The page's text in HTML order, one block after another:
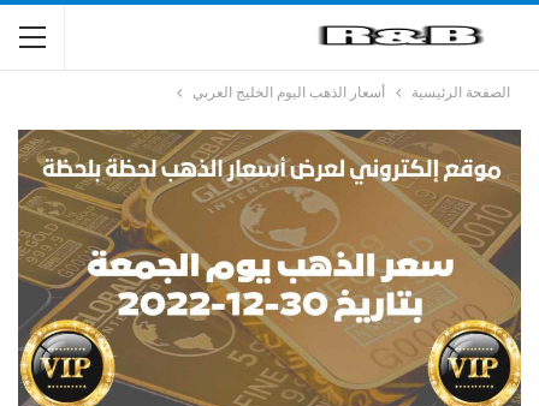
الصفحة الرئيسية أسعار الذهب اليوم الخليج العربي